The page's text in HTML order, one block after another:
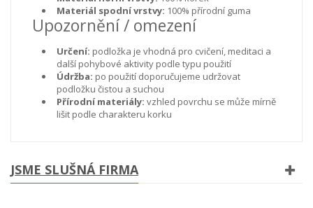
Materiál spodní vrstvy: 100% přírodní guma
Upozornění / omezení
Určení: podložka je vhodná pro cvičení, meditaci a
další pohybové aktivity podle typu použití
Údržba: po použití doporučujeme udržovat
podložku čistou a suchou
Přírodní materiály: vzhled povrchu se může mírně
lišit podle charakteru korku
JSME SLUŠNÁ FIRMA